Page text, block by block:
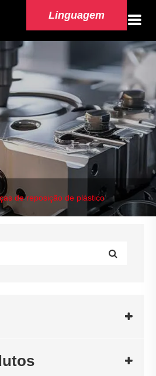
Linguagem
de reposição de plástico